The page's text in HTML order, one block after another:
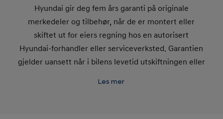
Hyundai gir deg fem års garanti på originale
merkedeler og tilbehør, når de er montert eller
skiftet ut for eiers regning hos en autorisert
Hyundai-forhandler eller serviceverksted. Garantien
gjelder uansett når i bilens levetid utskiftningen eller
Les mer